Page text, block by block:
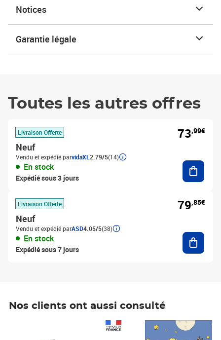
Notices
Garantie légale
Toutes les autres offres
Livraison Offerte
Neuf
Vendu et expédié parvidaXL 2.79/5(14)
En stock
Expédié sous 3 jours
73,99€
Livraison Offerte
Neuf
Vendu et expédié parASD4.05/5(38)
En stock
Expédié sous 7 jours
79,85€
Nos clients ont aussi consulté
Prix 7,50€